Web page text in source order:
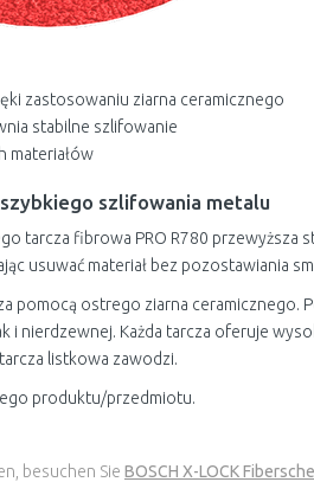
zastosowaniu ziarna ceramicznego
stabilne szlifowanie
materiałów
szlifowania metalu
tarcza fibrowa PRO R780 przewyższa
usuwać materiał bez pozostawiania
pomocą ostrego ziarna ceramicznego.
i nierdzewnej. Każda tarcza oferuje
listkowa zawodzi.
produktu/przedmiotu.
besuchen Sie BOSCH X-LOCK